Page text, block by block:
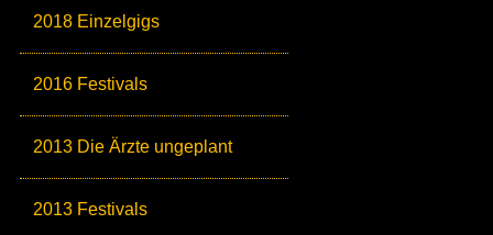
2018 Einzelgigs
2016 Festivals
2013 Die Ärzte ungeplant
2013 Festivals